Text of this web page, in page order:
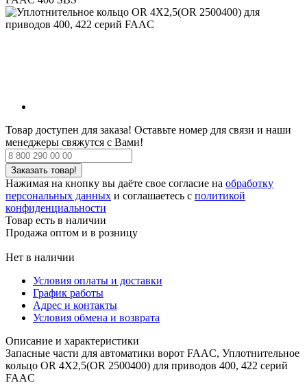
Товар доступен для заказа! Оставьте номер для связи и наши
менеджеры свяжутся с Вами!
Нажимая на кнопку вы даёте свое согласие на обработку
персональных данных и соглашаетесь с политикой
конфиденциальности
Товар есть в наличии
Продажа оптом и в розницу
Нет в наличии
Условия оплаты и доставки
График работы
Адрес и контакты
Условия обмена и возврата
Описание и характеристики
Запасные части для автоматики ворот FAAC, Уплотнительное
кольцо OR 4X2,5(OR 2500400) для приводов 400, 422 серий
FAAC